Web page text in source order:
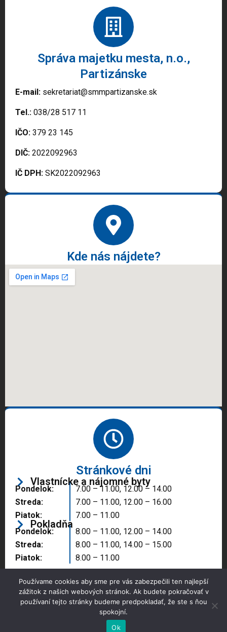
Správa majetku mesta, n.o.,
Partizánske
E-mail: sekretariat@smmpartizanske.sk
Tel.: 038/28 517 11
IČO: 379 23 145
DIČ: 2022092963
IČ DPH: SK2022092963
Kde nás nájdete?
Stránkové dni
Vlastnícke a nájomné byty
Pondelok:
Streda:
Piatok:
7.00 – 11.00, 12.00 – 14.00
7.00 – 11.00, 12.00 – 16.00
7.00 – 11.00
Pokladňa
Pondelok:
Streda:
Piatok:
8.00 – 11.00, 12.00 – 14.00
8.00 – 11.00, 14.00 – 15.00
8.00 – 11.00
Copyright © 2025 Správa majetku mesta, n.o.,
Partizánske
Používame cookies aby sme pre vás zabezpečili ten najlepší
zážitok z našich webových stránok. Ak budete pokračovať v
používaní tejto stránky budeme predpokladať, že ste s ňou
spokojní.
Ok